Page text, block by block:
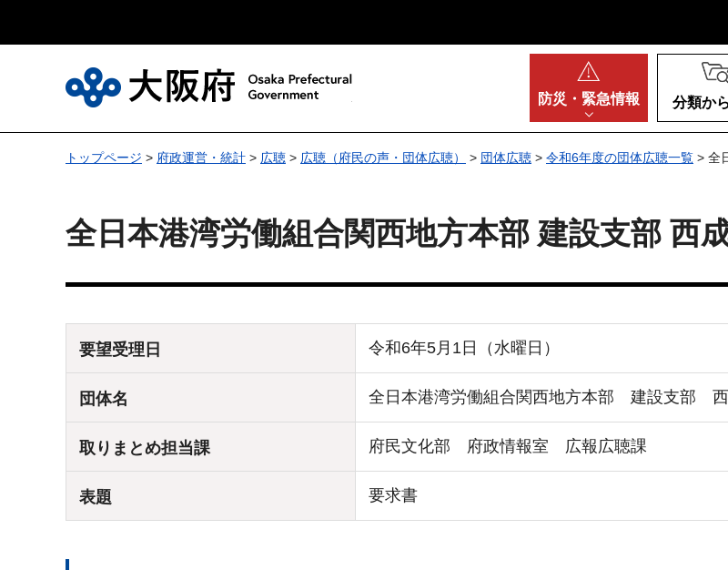
防災・ 緊急情報 分類か
トップページ > 府政運営・統計 > 広聴 > 広聴（府民の声・団体広聴） > 団体広聴 > 令和6年度の団体広聴一覧 > 全
全日本港湾労働組合関西地方本部 建設支部 西
要望受理日 令和6年5月1日（水曜日）
団体名 全日本港湾労働組合関西地方本部 建設支部
取りまとめ担当課 府民文化部 府政情報室 広報広聴課
表題 要求書